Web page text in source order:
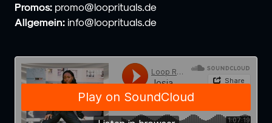
Promos: promo@looprituals.de
Allgemein: info@looprituals.de